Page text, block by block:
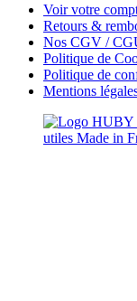
Voir votre
Retours &
Nos CGV /
Politique de
Politique de
Mentions